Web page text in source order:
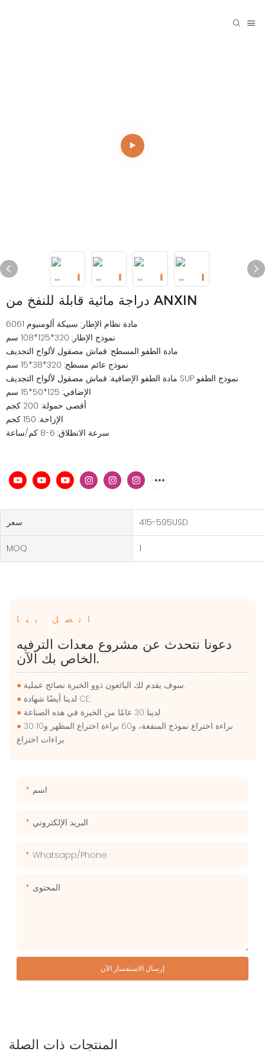
دراجة مائية قابلة للنفخ من ANXIN
مادة نظام الإطار: سبيكة ألومنيوم 6061
نموذج الإطار: 320*125*108 سم
مادة الطفو المسطح: قماش مصقول لألواح التجديف
نموذج عائم مسطح: 320*38*15 سم
مادة الطفو الإضافية: قماش مصقول لألواح التجديف SUP نموذج الطفو
الإضافي: 125*50*15 سم
أقصى حمولة: 200 كجم
الإزاحة: 150 كجم
سرعة الانطلاق: 6-8 كم/ساعة
سعر 415-595USD
MOQ 1
اتصل بنا
دعونا نتحدث عن مشروع معدات الترفيه
الخاص بك الآن.
●
سوف يقدم لك البائعون ذوو الخبرة نصائح عملية.
●
لدينا أيضًا شهادة CE.
●
لدينا 30 عامًا من الخبرة في هذه الصناعة.
● 30 براءة اختراع نموذج المنفعة، و60 براءة اختراع المظهر و10
براءات اختراع.
اسم
البريد الإلكتروني
Whatsapp/phone
المحتوى
إرسال الاستفسار الآن
المنتجات ذات الصلة